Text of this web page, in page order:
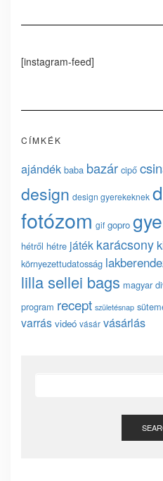
[instagram-feed]
CÍMKÉK
ajándék baba bazár cipő
design design gyerekeknek
fotózom gif gopro
hétről hétre játék karácsony
környezettudatosság
lilla sellei bags magyar
program recept születésnap
varrás videó vásár vásárlás